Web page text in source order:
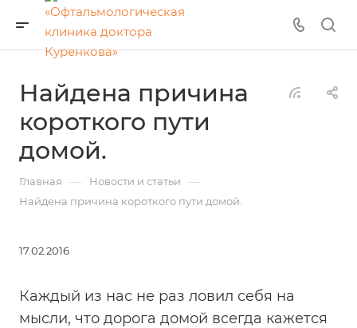
Найдена причина
короткого пути
домой.
Главная — Новости и статьи —
Найдена причина короткого пути домой.
17.02.2016
Каждый из нас не раз ловил себя на
мысли, что дорога домой всегда кажется